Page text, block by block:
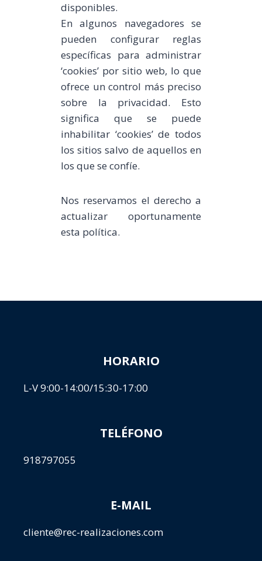
disponibles.
En algunos navegadores se
pueden configurar reglas
específicas para administrar
‘cookies’ por sitio web, lo que
ofrece un control más preciso
sobre la privacidad. Esto
significa que se puede
inhabilitar ‘cookies’ de todos
los sitios salvo de aquellos en
los que se confíe.
Nos reservamos el derecho a
actualizar oportunamente
esta política.
HORARIO
L-V 9:00-14:00/15:30-17:00
TELÉFONO
918797055
E-MAIL
cliente@rec-realizaciones.com